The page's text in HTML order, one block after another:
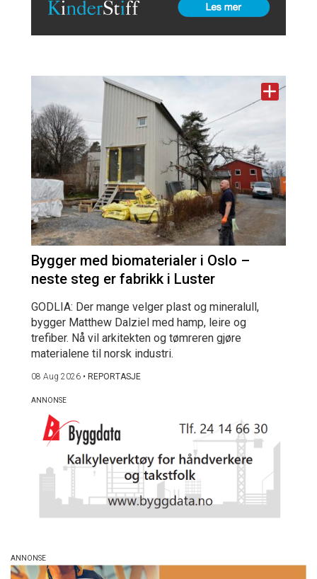
Bygger med biomaterialer i Oslo –
neste steg er fabrikk i Luster
GODLIA: Der mange velger plast og mineralull,
bygger Matthew Dalziel med hamp, leire og
trefiber. Nå vil arkitekten og tømreren gjøre
materialene til norsk industri.
08 Aug 2026 • REPORTASJE